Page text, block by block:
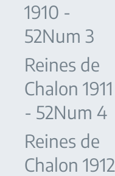
1910 -
52Num 3
Reines de
Chalon 1911
- 52Num 4
Reines de
Chalon 1912